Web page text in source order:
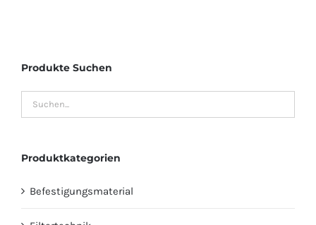
Produkte Suchen
Produktkategorien
Befestigungsmaterial